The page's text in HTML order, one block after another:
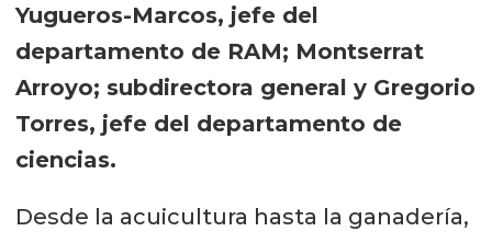
Yugueros-Marcos, jefe del
departamento de RAM; Montserrat
Arroyo; subdirectora general y Gregorio
Torres, jefe del departamento de
ciencias.
Desde la acuicultura hasta la ganadería,